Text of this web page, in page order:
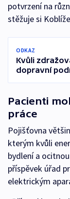
potvrzení na
stěžuje si
ODKAZ
Kvůli
dopravní
Pacienti
práce
Pojišťovna
kterým kvůli
bydlení a
příspěvek úřad
elektrickým